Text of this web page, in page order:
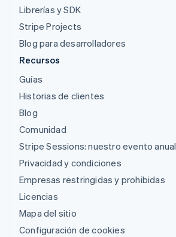
Librerías y SDK
Stripe Projects
Blog para desarrolladores
Recursos
Guías
Historias de clientes
Blog
Comunidad
Stripe Sessions: nuestro evento anual
Privacidad y condiciones
Empresas restringidas y prohibidas
Licencias
Mapa del sitio
Configuración de cookies